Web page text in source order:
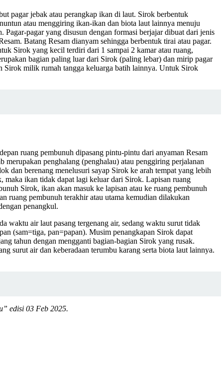
pagar jebak atau perangkap ikan di laut. Sirok berbentuk
atau menggiring ikan-ikan dan biota laut lainnya menuju
pagar yang disusun dengan formasi berjajar dibuat dari jenis
Batang Resam dianyam sehingga berbentuk tirai atau pagar.
Sirok yang kecil terdiri dari 1 sampai 2 kamar atau ruang,
bagian paling luar dari Sirok (paling lebar) dan mirip pagar
Sirok milik rumah tangga keluarga batih lainnya. Untuk Sirok
ruang pembunuh dipasang pintu-pintu dari anyaman Resam
penghalang (penghalau) atau penggiring perjalanan
dan berenang menelusuri sayap Sirok ke arah tempat yang lebih
maka ikan tidak dapat lagi keluar dari Sirok. Lapisan ruang
Sirok, ikan akan masuk ke lapisan atau ke ruang pembunuh
ruang pembunuh terakhir atau utama kemudian dilakukan
penangkul.
waktu air laut pasang tergenang air, sedang waktu surut tidak
(sam=tiga, pan=papan). Musim penangkapan Sirok dapat
tahun dengan mengganti bagian-bagian Sirok yang rusak.
surut air dan keberadaan terumbu karang serta biota laut lainnya.
edisi 03 Feb 2025.